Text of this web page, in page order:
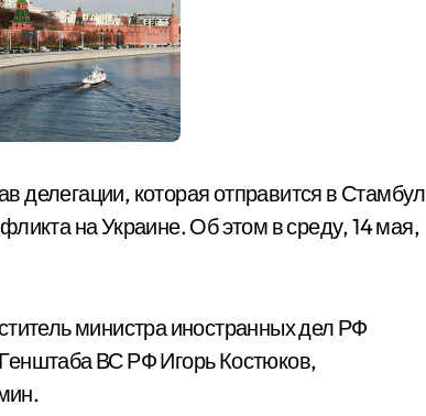
делегации, которая отправится в Стамбул
на Украине. Об этом в среду, 14 мая,
министра иностранных дел РФ
ВС РФ Игорь Костюков,